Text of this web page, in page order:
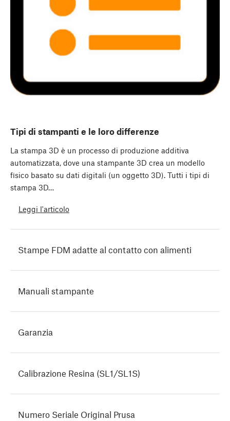
Tipi di stampanti e le loro differenze
La stampa 3D è un processo di produzione additiva
automatizzata, dove una stampante 3D crea un modello
fisico basato su dati digitali (un oggetto 3D). Tutti i tipi di
stampa 3D…
Leggi l'articolo
Stampe FDM adatte al contatto con alimenti
Manuali stampante
Garanzia
Calibrazione Resina (SL1/SL1S)
Numero Seriale Original Prusa